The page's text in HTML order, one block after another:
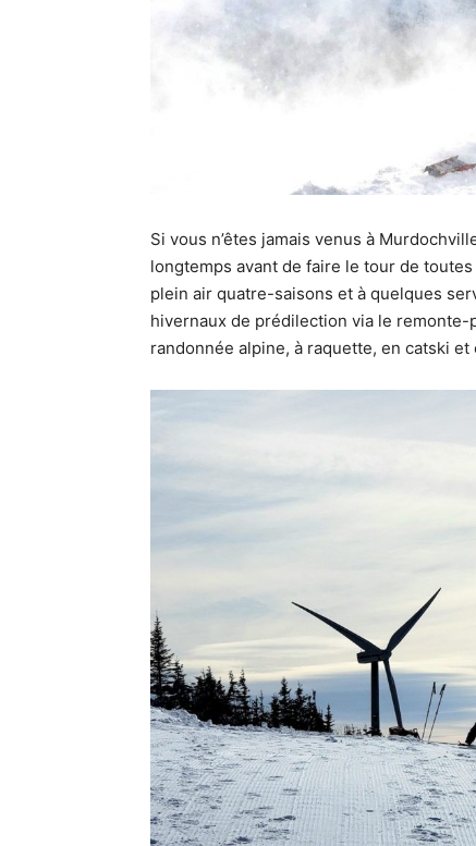
Si vous n’êtes jamais venus à
longtemps avant de faire le tour de
plein air quatre-saisons et à quelques
hivernaux de prédilection via le
randonnée alpine, à raquette, en catski